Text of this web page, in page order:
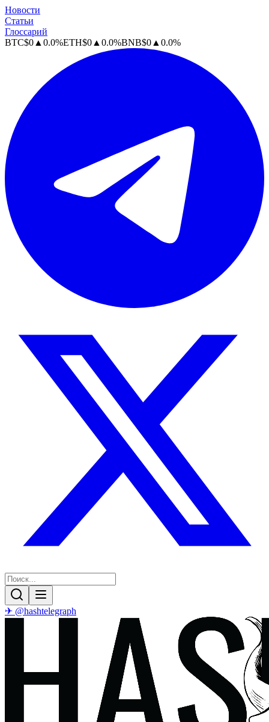
Новости
Статьи
Глоссарий
BTC$0 ▲ 0.0%ETH$0 ▲ 0.0%BNB$0 ▲ 0.0%
✈ @hashtelegraph